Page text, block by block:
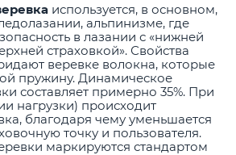
используется, в основном,
альпинизме, где
в лазании с «нижней
страховкой». Свойства
веревке волокна, которые
пружину. Динамическое
составляет примерно 35%. При
нагрузки) происходит
благодаря чему уменьшается
точку и пользователя.
маркируются стандартом